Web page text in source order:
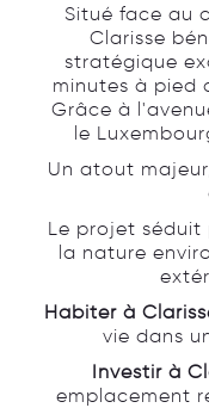
Situé face au
Clarisse
stratégique
minutes à pied
Grâce à
le
Un atout
Le projet séduit
la nature
Habiter à
vie dans
Investir à
emplacement